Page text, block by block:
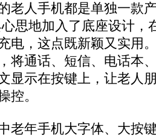
人手机都是单独一款
思地加入了底座设计，
电，这点既新颖又实用
将通话、短信、电话本
显示在按键上，让老人
控。
年手机大字体、大按